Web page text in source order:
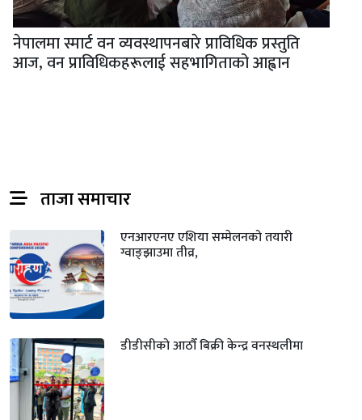
नेपालमा स्मार्ट वन व्यवस्थापनबारे प्राविधिक प्रस्तुति
आज, वन प्राविधिकहरूलाई सहभागिताको आह्वान
ताजा समाचार
एनआरएनए एशिया सम्मेलनको तयारी
ग्वाङ्झाउमा तीव्र,
डीडीसीको आठौँ बिक्री केन्द्र वनस्थलीमा